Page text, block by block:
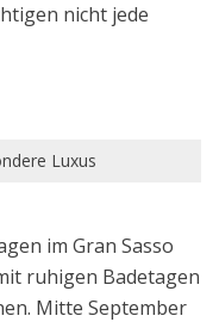
nicht jede
Luxus
im Gran Sasso
ruhigen Badetagen
Mitte September